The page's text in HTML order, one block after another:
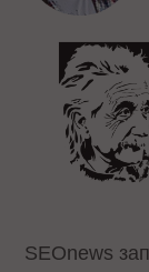
SEOnews